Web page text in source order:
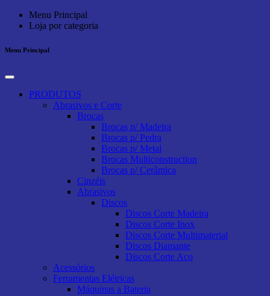
Menu Principal
Loja por categoria
Menu Principal
PRODUTOS
Abrasivos e Corte
Brocas
Brocas p/ Madeira
Brocas p/ Pedra
Brocas p/ Metal
Brocas Multiconstruction
Brocas p/ Cerâmica
Cinzéis
Abrasivos
Discos
Discos Corte Madeira
Discos Corte Inox
Discos Corte Multimaterial
Discos Diamante
Discos Corte Aço
Acessórios
Ferramentas Elétricas
Máquinas a Bateria